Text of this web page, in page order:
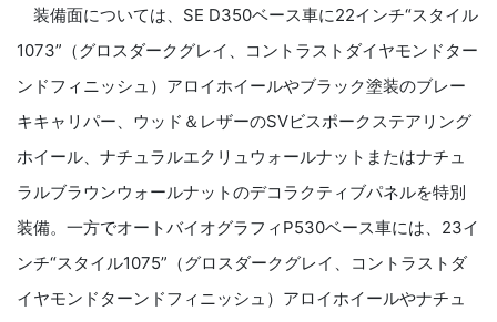
装備面については、SE D350ベース車に22インチ“スタイル
1073”（グロスダークグレイ、コントラストダイヤモンドター
ンドフィニッシュ）アロイホイールやブラック塗装のブレー
キキャリパー、ウッド＆レザーのSVビスポークステアリング
ホイール、ナチュラルエクリュウォールナットまたはナチュ
ラルブラウンウォールナットのデコラクティブパネルを特別
装備。一方でオートバイオグラフィP530ベース車には、23イ
ンチ“スタイル1075”（グロスダークグレイ、コントラストダ
イヤモンドターンドフィニッシュ）アロイホイールやナチュ